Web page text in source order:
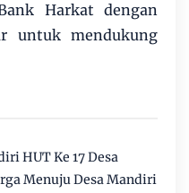
Harkat dengan
untuk mendukung
HUT Ke 17 Desa
Menuju Desa Mandiri